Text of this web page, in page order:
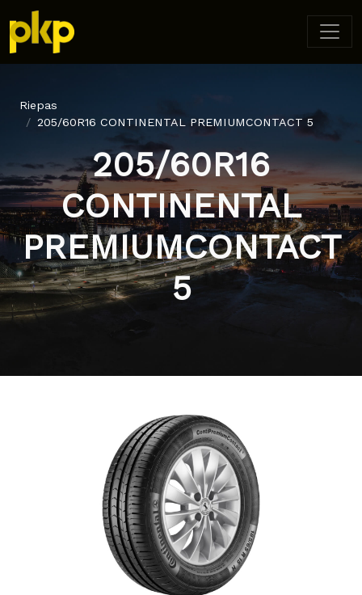
Riepas
205/60R16 CONTINENTAL PREMIUMCONTACT 5
205/60R16
CONTINENTAL
PREMIUMCONTACT
5